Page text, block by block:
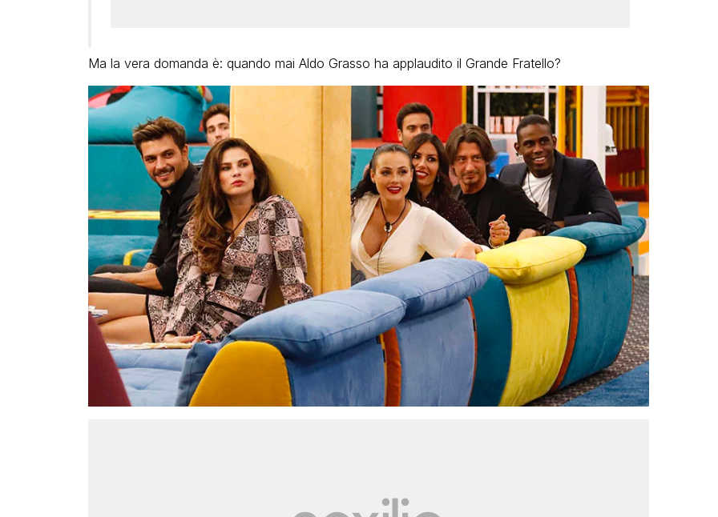
Ma la vera domanda è: quando mai Aldo Grasso ha applaudito il Grande Fratello?